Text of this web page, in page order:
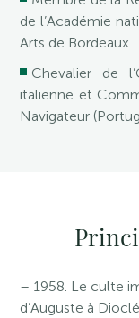
de l’Académie
Arts de Bordeaux.
Chevalier de
italienne et
Navigateur
– 1958. Le culte
d’Auguste à